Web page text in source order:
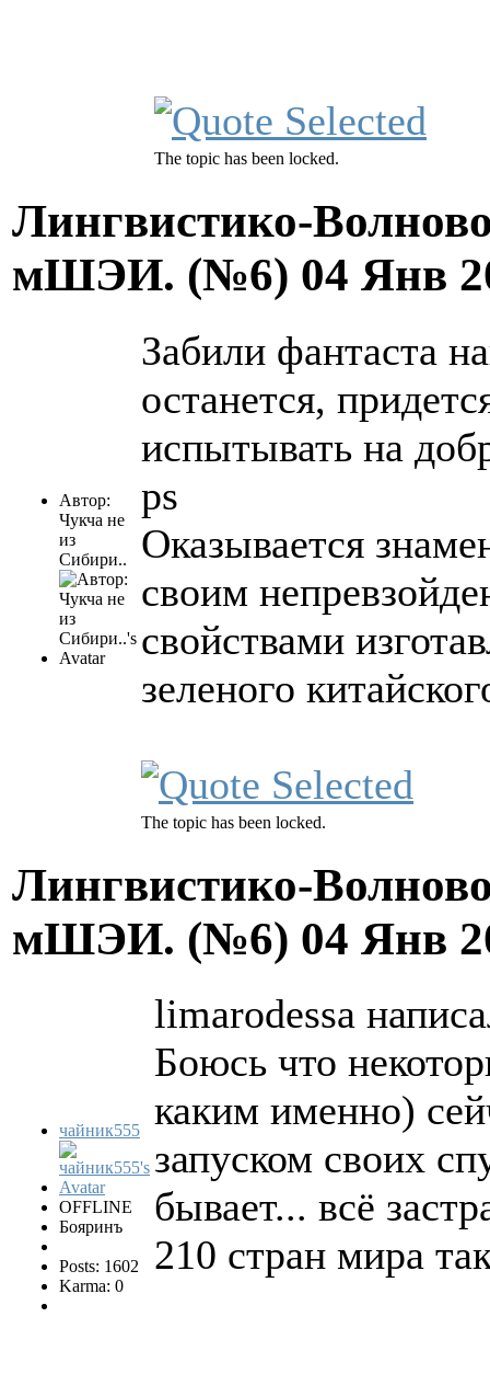
The topic has been locked.
Лингвистико-
мШЭИ. (№6) 04 Янв
Автор:
Чукча не
из
Сибири..
Забили фантаста
останется,
испытывать на
ps
Оказывается
своим
свойствами
зеленого
The topic has been locked.
Лингвистико-
мШЭИ. (№6) 04 Янв
чайник555
OFFLINE
Бояринъ
Posts: 1602
Karma: 0
limarodessa
Боюсь что
каким именно)
запуском своих
бывает... всё
210 стран мира